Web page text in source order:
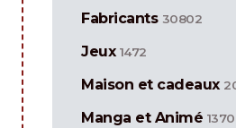
Fabricants 30802
Jeux 1472
Maison et cadeaux
Manga et Animé